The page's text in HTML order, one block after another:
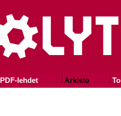
PDF-lehdet Arkisto